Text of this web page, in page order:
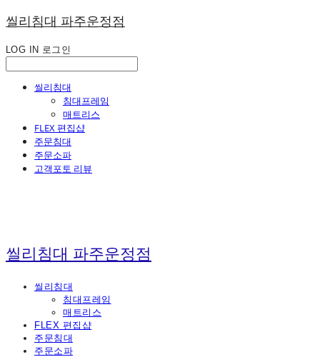
씰리침대 파주운정점
LOG IN 로그인
씰리침대
침대프레임
매트리스
FLEX 편집샵
주문침대
주문소파
고객포토 리뷰
씰리침대 파주운정점
씰리침대
침대프레임
매트리스
FLEX 편집샵
주문침대
주문소파